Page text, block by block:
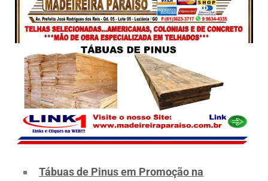
Tábuas de Pinus em Promoção na